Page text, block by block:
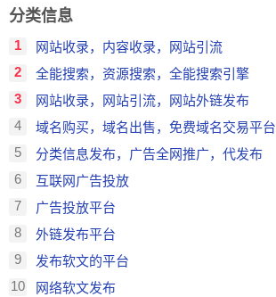
分类信息
1 网站收录，内容收录，网站引流
2 全能搜索，资源搜索，全能搜索引擎
3 网站收录，网站引流，网站外链发布
4 域名购买，域名出售，免费域名交易平台
5 分类信息发布，广告全网推广，代发布
6 互联网广告投放
7 广告投放平台
8 外链发布平台
9 发布软文的平台
10 网络软文发布